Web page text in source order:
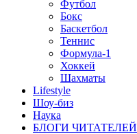
Футбол
Бокс
Баскетбол
Теннис
Формула-1
Хоккей
Шахматы
Lifestyle
Шоу-биз
Наука
БЛОГИ ЧИТАТЕЛЕЙ